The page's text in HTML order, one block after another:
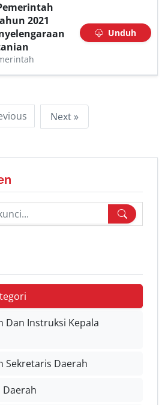
2021
Unduh
Next »
Dan Instruksi Kepala
Sekretaris Daerah